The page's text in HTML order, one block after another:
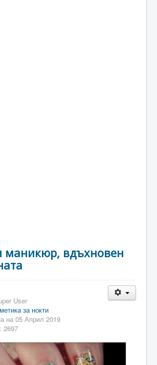
маникюр, вдъхновен
User
за нокти
на 05 Април 2019
2697